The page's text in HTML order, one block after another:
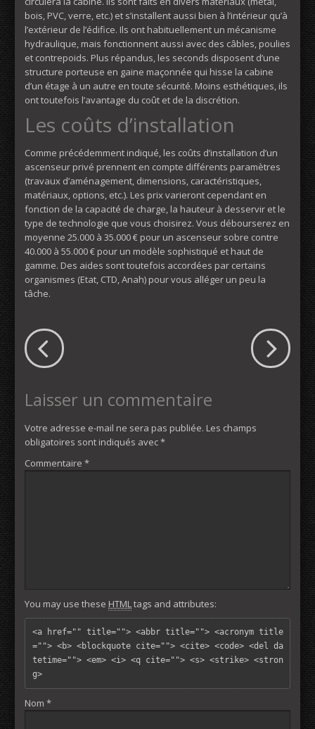
bois, PVC, verre, etc.) et s’installent aussi bien à l’intérieur qu’à
l’extérieur de l’édifice. Ils ont habituellement un mécanisme
hydraulique, mais fonctionnent aussi avec des câbles, poulies
et contrepoids. Plus répandus, les seconds disposent d’une
structure porteuse en gaine maçonnée qui hisse la cabine
d’un étage à un autre en toute sécurité. Moins esthétiques, ils
ont toutefois l’avantage du coût et de la discrétion.
Les coûts d’installation
Comme précédemment indiqué, les coûts d’installation d’un
ascenseur privé prennent en compte différents paramètres
(travaux d’aménagement, dimensions, caractéristiques,
matériaux, options, etc.). Les prix varieront cependant en
fonction de la capacité de charge, la hauteur à desservir et le
type de technologie que vous choisirez. Vous débourserez en
moyenne 25.000 à 35.000 € pour un ascenseur sobre contre
40.000 à 55.000 € pour un modèle sophistiqué et haut de
gamme. Des aides sont toutefois accordées par certains
organismes (Etat, CTD, Anah) pour vous alléger un peu la
tâche.
Laisser un commentaire
Votre adresse e-mail ne sera pas publiée. Les champs
obligatoires sont indiqués avec*
Commentaire *
You may use these HTMLtags and attributes:
<a href="" title=""> <abbr title=""> <acronym title
=""> <b> <blockquote cite=""> <cite> <code> <del da
tetime=""> <em> <i> <q cite=""> <s> <strike> <stron
g>
Nom *